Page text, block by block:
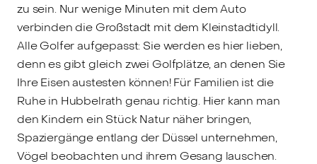
zu sein. Nur wenige Minuten mit dem Auto
verbinden die Großstadt mit dem Kleinstadtidyll.
Alle Golfer aufgepasst: Sie werden es hier lieben,
denn es gibt gleich zwei Golfplätze, an denen Sie
Ihre Eisen austesten können! Für Familien ist die
Ruhe in Hubbelrath genau richtig. Hier kann man
den Kindern ein Stück Natur näher bringen,
Spaziergänge entlang der Düssel unternehmen,
Vögel beobachten und ihrem Gesang lauschen.